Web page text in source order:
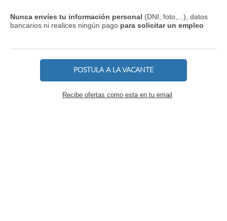
Nunca envíes tu información personal (DNI, foto,...), datos
bancarios ni realices ningún pago para solicitar un empleo
POSTULA A LA VACANTE
Recibe ofertas como esta en tu email